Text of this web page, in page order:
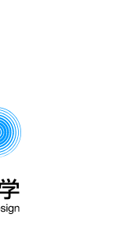
デザイン
ティデザイン